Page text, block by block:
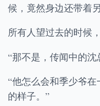
候，竟然身边还带着
所有人望过去的时候
“那不是，传闻中的沈
“他怎么会和季少爷
的样子。”